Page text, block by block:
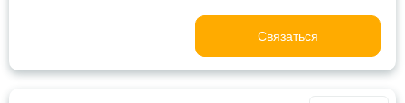
Связаться